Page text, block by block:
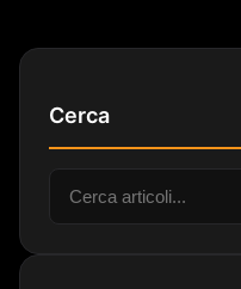
Cerca
Cerca: